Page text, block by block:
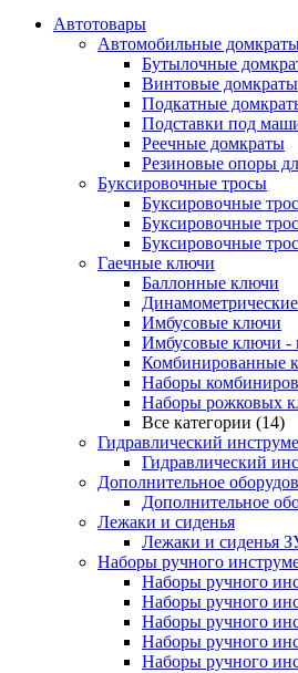
Автотовары
Автомобильные
Бутылочные
Винтовые домкраты
Подкатные
Подставки под
Реечные домкраты
Резиновые опоры
Буксировочные тросы
Буксировочные
Буксировочные
Буксировочные
Гаечные ключи
Баллонные ключи
Имбусовые ключи
Имбусовые ключи -
Комбинированные
Наборы
Наборы рожковых
Все категории (14)
Гидравлический
Гидравлический
Дополнительное
Дополнительное
Лежаки и сиденья
Лежаки и сиденья
Наборы ручного
Наборы ручного
Наборы ручного
Наборы ручного
Наборы ручного
Наборы ручного